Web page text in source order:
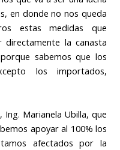
en donde no nos queda
estas medidas que
la canasta
sabemos que los
los importados,
Ing. Marianela Ubilla, que
apoyar al 100% los
afectados por la